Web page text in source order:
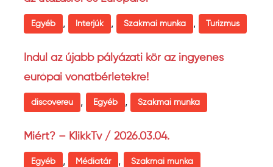
Egyéb Interjúk Szakmai munka Turizmus
Indul az újabb pályázati kör az ingyenes
európai vonatbérletekre!
discovereu Egyéb Szakmai munka
Miért? – KlikkTv / 2026.03.04.
Egyéb Médiatár Szakmai munka